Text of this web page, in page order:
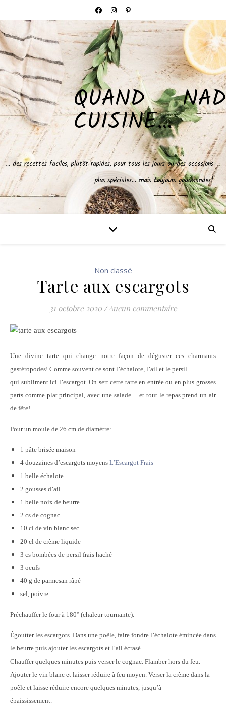
QUAND NAD
CUISINE…
… des recettes faciles, plutôt rapides, pour tous les jours ou des occasions
plus spéciales… mais toujours gourmandes!
Non classé
Tarte aux escargots
31 octobre 2020 /Aucun commentaire
Une divine tarte qui change notre façon de déguster ces charmants
gastéropodes! Comme souvent ce sont l’échalote, l’ail et le persil
qui subliment ici l’escargot. On sert cette tarte en entrée ou en plus grosses
parts comme plat principal, avec une salade… et tout le repas prend un air
de fête!
Pour un moule de 26 cm de diamètre:
1 pâte brisée maison
4 douzaines d’escargots moyens L’Escargot Frais
1 belle échalote
2 gousses d’ail
1 belle noix de beurre
2 cs de cognac
10 cl de vin blanc sec
20 cl de crème liquide
3 cs bombées de persil frais haché
3 oeufs
40 g de parmesan râpé
sel, poivre
Préchauffer le four à 180° (chaleur tournante).
Égoutter les escargots. Dans une poêle, faire fondre l’échalote émincée dans
le beurre puis ajouter les escargots et l’ail écrasé.
Chauffer quelques minutes puis verser le cognac. Flamber hors du feu.
Ajouter le vin blanc et laisser réduire à feu moyen. Verser la crème dans la
poêle et laisse réduire encore quelques minutes, jusqu’à
épaississement.